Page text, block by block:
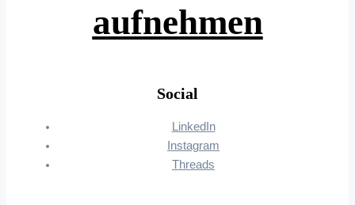
aufnehmen
Social
LinkedIn
Instagram
Threads